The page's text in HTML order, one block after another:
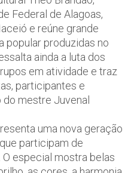
Federal de Alagoas,
e reúne grande
popular produzidas no
ainda a luta dos
em atividade e traz
participantes e
mestre Juvenal
uma nova geração
participam de
especial mostra belas